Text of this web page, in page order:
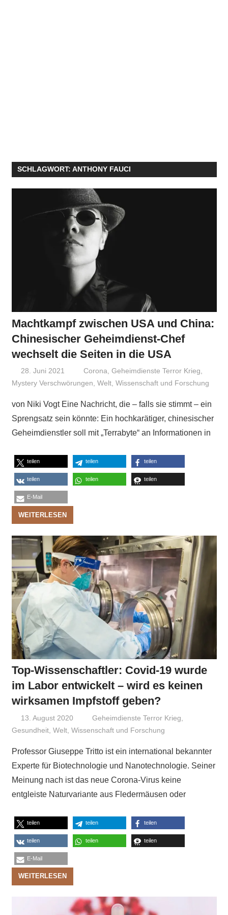
SCHLAGWORT: ANTHONY FAUCI
Machtkampf zwischen USA und China:
Chinesischer Geheimdienst-Chef
wechselt die Seiten in die USA
28. Juni 2021 Niki Vogt
Corona,Geheimdienste Terror Krieg,
Mystery Verschwörungen, Welt, Wissenschaft und Forschung
von Niki Vogt Eine Nachricht, die – falls sie stimmt – ein
Sprengsatz sein könnte: Ein hochkarätiger, chinesischer
Geheimdienstler soll mit „Terrabyte“ an Informationen in
teilen teilen teilen
teilen teilen teilen
E-Mail
WEITERLESEN
Top-Wissenschaftler: Covid-19 wurde
im Labor entwickelt – wird es keinen
wirksamen Impfstoff geben?
13. August 2020 Niki Vogt
Geheimdienste Terror Krieg
Gesundheit, Welt, Wissenschaft und Forschung
Professor Giuseppe Tritto ist ein international bekannter
Experte für Biotechnologie und Nanotechnologie. Seiner
Meinung nach ist das neue Corona-Virus keine
entgleiste Naturvariante aus Fledermäusen oder
teilen teilen teilen
teilen teilen teilen
E-Mail
WEITERLESEN